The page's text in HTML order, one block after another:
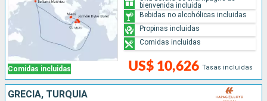
Comidas incluidas US$ 10,626 Tasas incluidas
bienvenida incluida
Bebidas no alcohólicas incluidas
Propinas incluidas
Comidas incluidas
GRECIA, TURQUÍA